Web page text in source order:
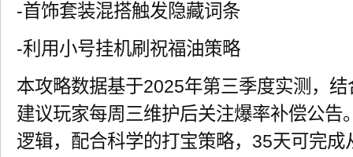
-首饰套装混搭触发隐藏词条
-利用小号挂机刷祝福油策略
本攻略数据基于2025年第三季度实测，
建议玩家每周三维护后关注爆率补偿公告
逻辑，配合科学的打宝策略，35天可完